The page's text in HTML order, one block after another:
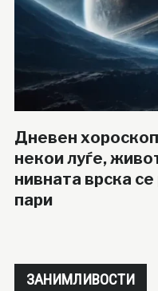
Дневен хороскоп
некои луѓе,
нивната врска
пари
ЗАНИМЛИВОСТИ